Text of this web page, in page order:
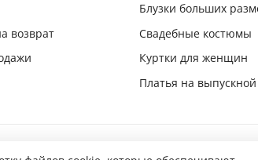
возврат
Блузки больших
Свадебные костюмы
Куртки для женщин
Платья на
следи за новинками в социальных сетях